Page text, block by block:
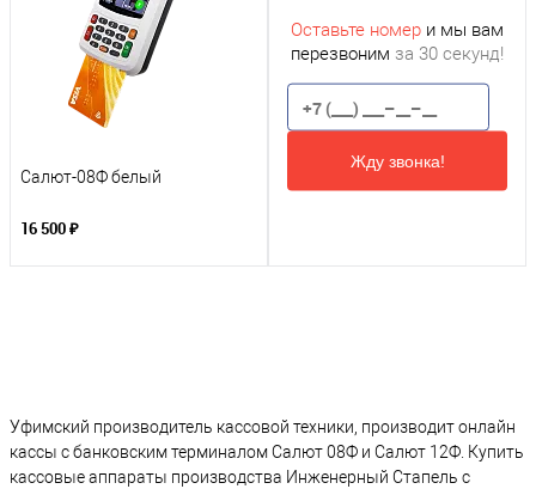
Салют-08Ф белый
16 500 ₽
Оставьте номер и мы вам
перезвоним за 30 секунд!
Жду звонка!
Уфимский производитель кассовой техники, производит онлайн
кассы с банковским терминалом Салют 08Ф и Салют 12Ф. Купить
кассовые аппараты производства Инженерный Стапель с